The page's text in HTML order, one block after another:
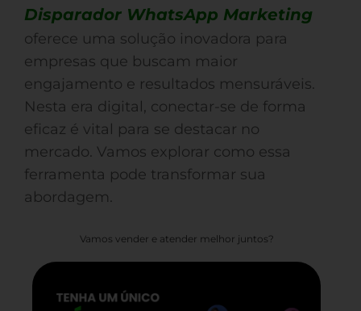
Disparador WhatsApp Marketing
oferece uma solução inovadora para
empresas que buscam maior
engajamento e resultados mensuráveis.
Nesta era digital, conectar-se de forma
eficaz é vital para se destacar no
mercado. Vamos explorar como essa
ferramenta pode transformar sua
abordagem.
Vamos vender e atender melhor juntos?